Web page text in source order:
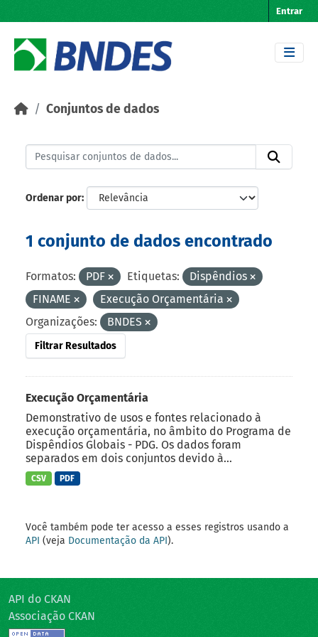
Entrar
Conjuntos de dados
Ordenar por
1 conjunto de dados encontrado
Formatos: PDF Etiquetas:
Dispêndios
FINAME
Execução Orçamentária
Organizações:
BNDES
Filtrar Resultados
Execução Orçamentária
Demonstrativo de usos e fontes relacionado à
execução orçamentária, no âmbito do Programa de
Dispêndios Globais - PDG. Os dados foram
separados em dois conjuntos devido à...
CSV PDF
Você também pode ter acesso a esses registros usando a
API (veja Documentação da API).
API do CKAN
Associação CKAN